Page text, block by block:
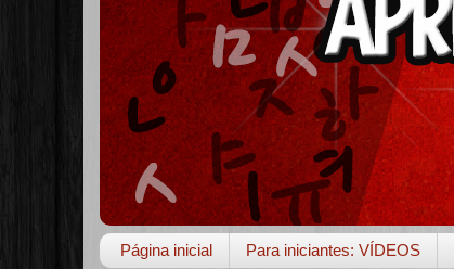
Página inicial Para iniciantes: VÍDEOS